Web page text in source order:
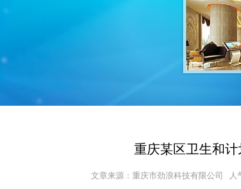
重庆某区卫生和
文章来源：重庆市劲浪科技有限公司 人